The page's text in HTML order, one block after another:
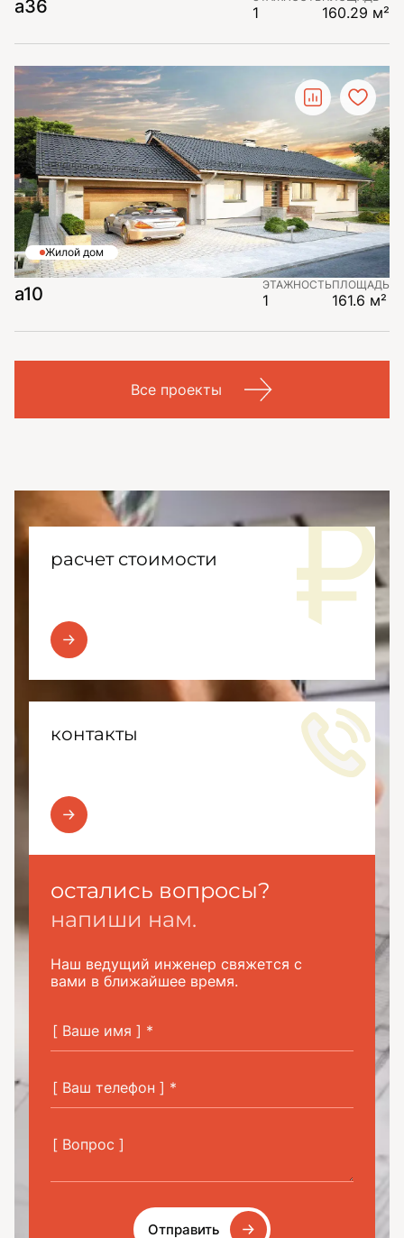
a36 1 160.29 м²
Жилой дом
a10 ЭТАЖНОСТЬ
1
ПЛОЩАДЬ
161.6 м²
Все проекты
расчет стоимости
контакты
остались вопросы?
напиши нам.
Наш ведущий инженер свяжется с
вами в ближайшее время.
Отправить